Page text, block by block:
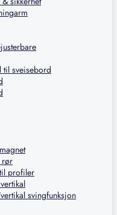
til sveisebord
rør
profiler
svingfunksjon